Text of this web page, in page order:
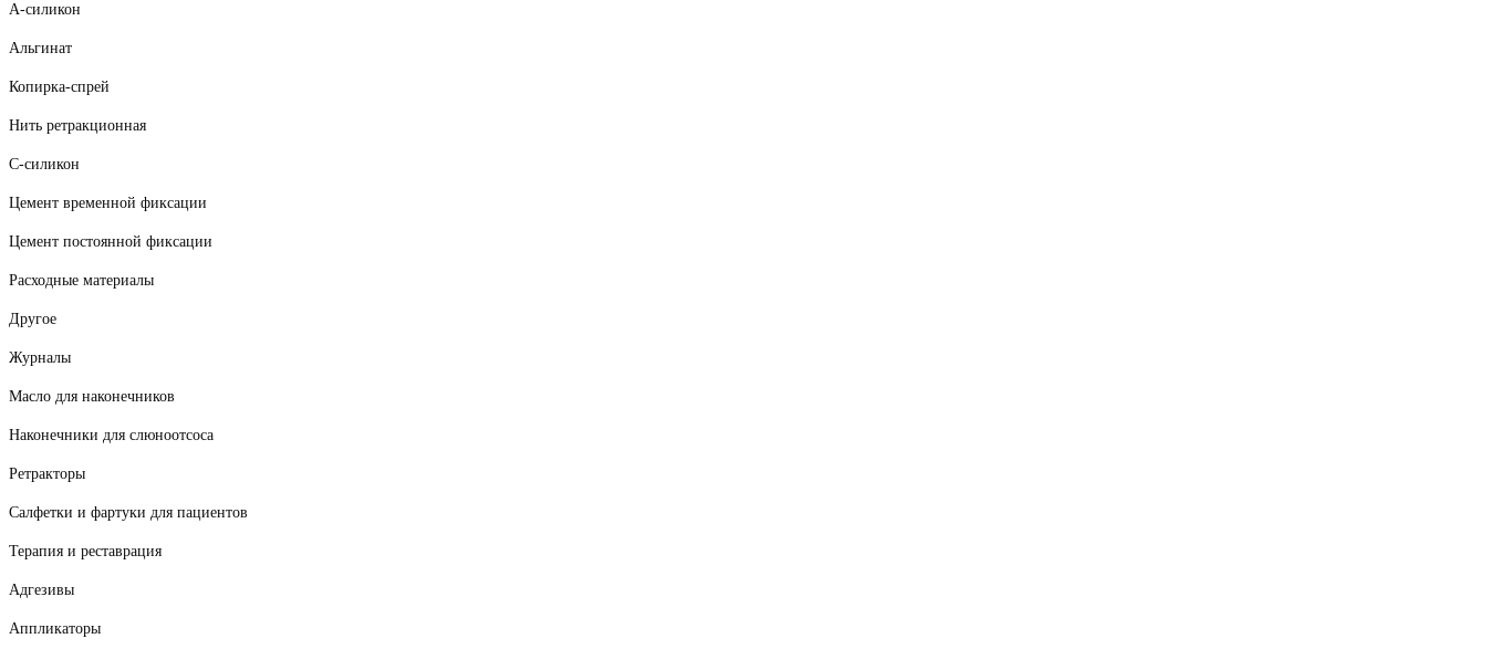
А-силикон
Альгинат
Копирка-спрей
Нить ретракционная
С-силикон
Цемент временной фиксации
Цемент постоянной фиксации
Расходные материалы
Другое
Журналы
Масло для наконечников
Наконечники для слюноотсоса
Ретракторы
Салфетки и фартуки для пациентов
Терапия и реставрация
Адгезивы
Аппликаторы